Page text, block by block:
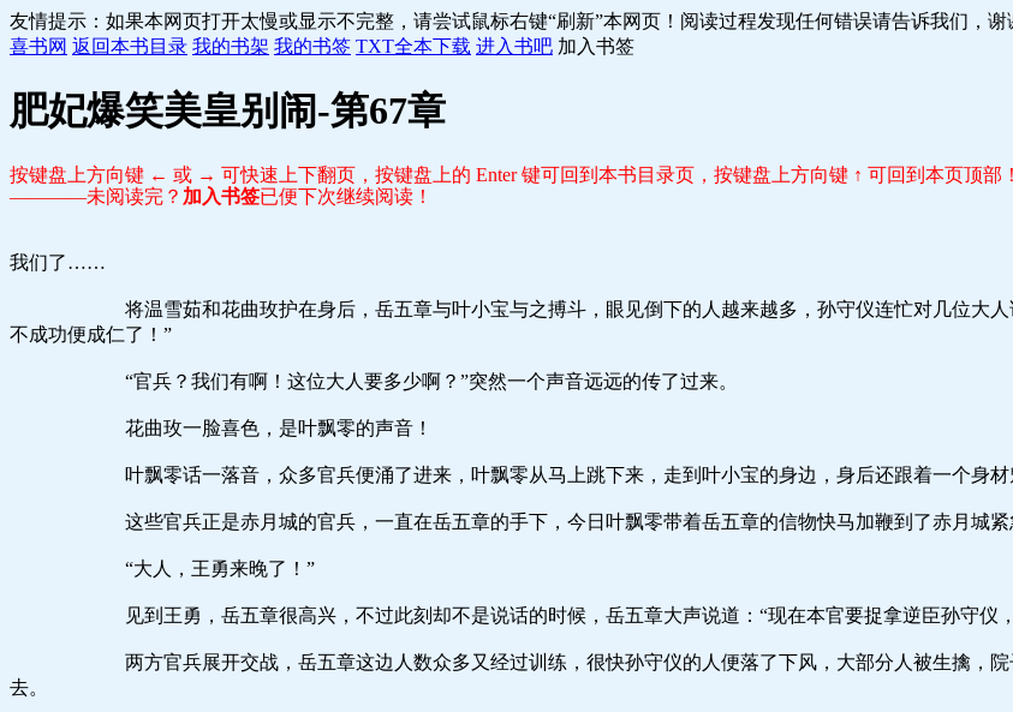
友情提示：如果本网页打开太慢或显示不完整，请尝试鼠标右键“刷新”本网页！阅读过程发现任何错误请告诉我们，谢
喜书网 返回本书目录 我的书架 我的书签 TXT全本下载 进入书吧 加入书签
肥妃爆笑美皇别闹-第67章
按键盘上方向键 ← 或 → 可快速上下翻页，按键盘上的 Enter 键可回到本书目录页，按键盘上方向键 ↑ 可回到本页顶部！
————未阅读完？ 加入书签已便下次继续阅读！
我们了……
将温雪茹和花曲玫护在身后，岳五章与叶小宝与之搏斗，眼见倒下的人越来越多，孙守仪连忙对几位大人说
不成功便成仁了！”
“官兵？我们有啊！这位大人要多少啊？”突然一个声音远远的传了过来。
花曲玫一脸喜色，是叶飘零的声音！
叶飘零话一落音，众多官兵便涌了进来，叶飘零从马上跳下来，走到叶小宝的身边，身后还跟着一个身材魁
这些官兵正是赤月城的官兵，一直在岳五章的手下，今日叶飘零带着岳五章的信物快马加鞭到了赤月城紧急
“大人，王勇来晚了！”
见到王勇，岳五章很高兴，不过此刻却不是说话的时候，岳五章大声说道：“现在本官要捉拿逆臣孙守仪，
两方官兵展开交战，岳五章这边人数众多又经过训练，很快孙守仪的人便落了下风，大部分人被生擒，院子
去。